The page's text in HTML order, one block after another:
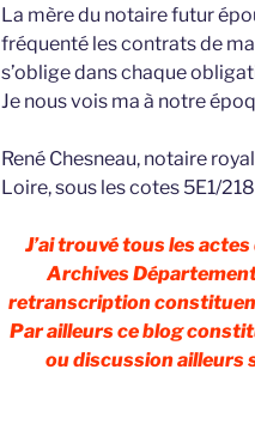
La mère du notaire futur
fréquenté les contrats de
s’oblige dans chaque
Je nous vois ma à notre
René Chesneau, notaire
Loire, sous les cotes 5E1/
J’ai trouvé tous les
Archives
retranscription
Par ailleurs ce blog
ou discussion ailleurs